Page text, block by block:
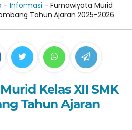
- Informasi - Purnawiyata Murid
Jombang Tahun Ajaran 2025-2026
Kelas XII SMK
Tahun Ajaran